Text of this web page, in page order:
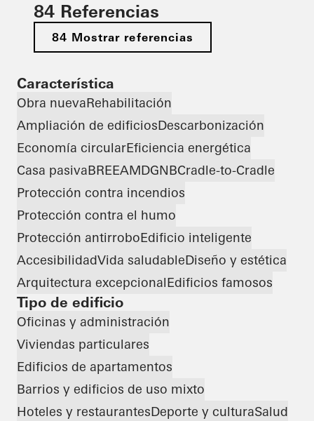
84 Referencias
84 Mostrar referencias
Característica
Obra nuevaRehabilitación
Ampliación de edificiosDescarbonización
Economía circularEficiencia energética
Casa pasivaBREEAMDGNBCradle-to-Cradle
Protección contra incendios
Protección contra el humo
Protección antirroboEdificio inteligente
AccesibilidadVida saludableDiseño y estética
Arquitectura excepcionalEdificios famosos
Tipo de edificio
Oficinas y administración
Viviendas particulares
Edificios de apartamentos
Barrios y edificios de uso mixto
Hoteles y restaurantesDeporte y culturaSalud